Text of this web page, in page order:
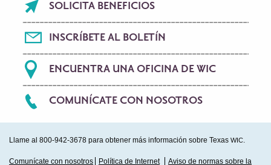
menu
SOLICITA BENEFICIOS
INSCRÍBETE AL BOLETÍN
ENCUENTRA UNA OFICINA DE WIC
COMUNÍCATE CON NOSOTROS
Llame al 800-942-3678 para obtener más información sobre Texas WIC
Comunícate con nosotros Política de Internet Aviso de normas sobre la